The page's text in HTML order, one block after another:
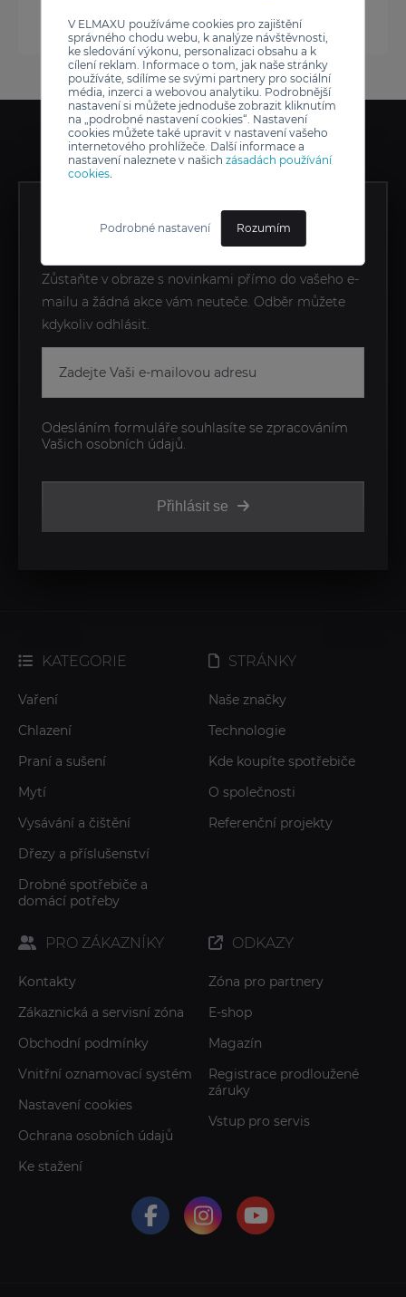
V ELMAXU používáme cookies pro zajištění
správného chodu webu, k analýze návštěvnosti,
ke sledování výkonu, personalizaci obsahu a k
cílení reklam. Informace o tom, jak naše stránky
používáte, sdílíme se svými partnery pro sociální
média, inzerci a webovou analytiku. Podrobnější
nastavení si můžete jednoduše zobrazit kliknutím
na „podrobné nastavení cookies“. Nastavení
cookies můžete také upravit v nastavení vašeho
internetového prohlížeče. Další informace a
nastavení naleznete v našich zásadách používání
cookies.
Podrobné nastavení Rozumím
ZÍSKEJTE EXKLUZIVNÍ
NOVINKY JAKO PRVNÍ
Zůstaňte v obraze s novinkami přímo do vašeho e-
mailu a žádná akce vám neuteče. Odběr můžete
kdykoliv odhlásit.
Přihlásit se
Odesláním formuláře souhlasíte se zpracováním
Vašich osobních údajů.
KATEGORIE
Vaření
Chlazení
Praní a sušení
Mytí
Vysávání a čištění
Dřezy a příslušenství
Drobné spotřebiče a
domácí potřeby
STRÁNKY
Naše značky
Technologie
Kde koupíte spotřebiče
O společnosti
Referenční projekty
PRO ZÁKAZNÍKY
Kontakty
Zákaznická a servisní zóna
Obchodní podmínky
Vnitřní oznamovací systém
Nastavení cookies
Ochrana osobních údajů
Ke stažení
ODKAZY
Zóna pro partnery
E-shop
Magazín
Registrace prodloužené
záruky
Vstup pro servis